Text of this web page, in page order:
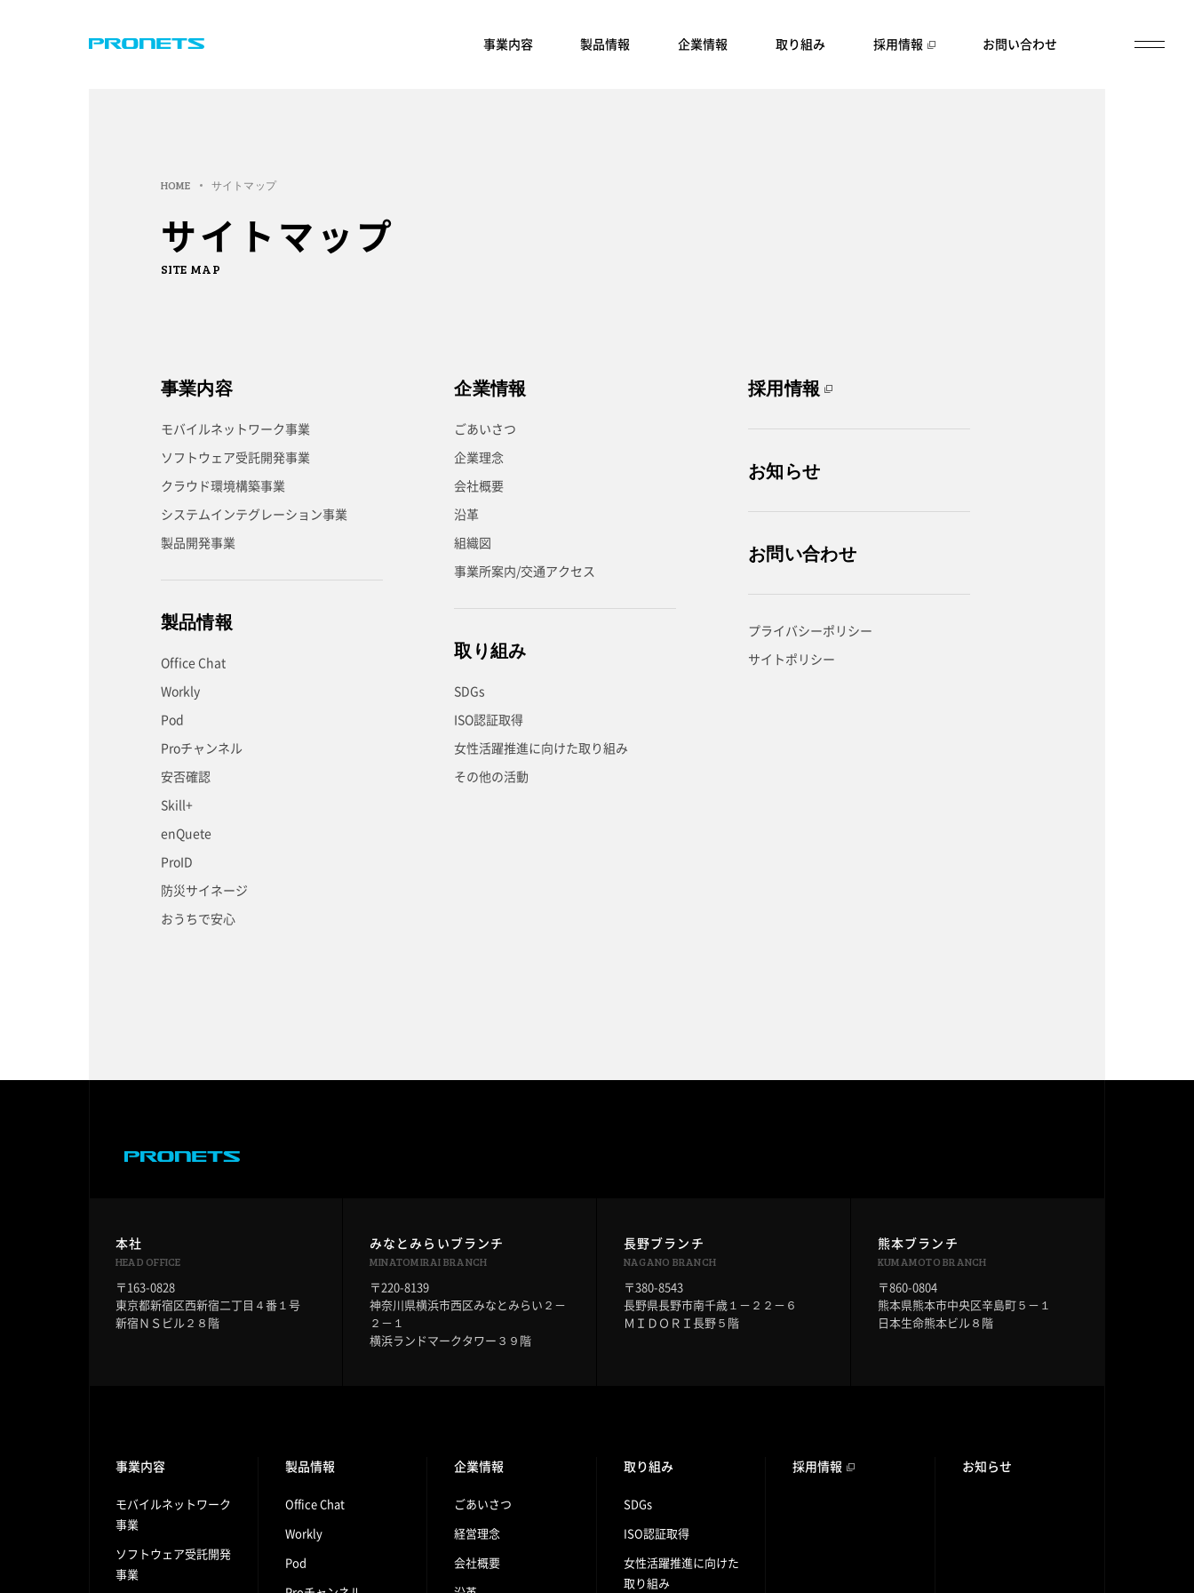
事業内容 製品情報 企業情報 取り組み 採用情報 お問い合わせ
HOME サイトマップ
サイトマップ
SITE MAP
事業内容
モバイルネットワーク事業
ソフトウェア受託開発事業
クラウド環境構築事業
システムインテグレーション事業
製品開発事業
製品情報
Office Chat
Workly
Pod
Proチャンネル
安否確認
Skill+
enQuete
ProID
防災サイネージ
おうちで安心
企業情報
ごあいさつ
企業理念
会社概要
沿革
組織図
事業所案内/交通アクセス
取り組み
SDGs
ISO認証取得
女性活躍推進に向けた取り組み
その他の活動
採用情報
お知らせ
お問い合わせ
プライバシーポリシー
サイトポリシー
本社
HEAD OFFICE
〒163-0828
東京都新宿区西新宿二丁目４番１号
新宿ＮＳビル２８階
みなとみらいブランチ
MINATOMIRAI BRANCH
〒220-8139
神奈川県横浜市西区みなとみらい２－
２－１
横浜ランドマークタワー３９階
長野ブランチ
NAGANO BRANCH
〒380-8543
長野県長野市南千歳１－２２－６
ＭＩＤＯＲＩ長野５階
熊本ブランチ
KUMAMOTO BRANCH
〒860-0804
熊本県熊本市中央区辛島町５－１
日本生命熊本ビル８階
事業内容
モバイルネットワーク
事業
ソフトウェア受託開発
事業
製品情報
Office Chat
Workly
Pod
企業情報
ごあいさつ
経営理念
会社概要
取り組み
SDGs
ISO認証取得
女性活躍推進に向けた
取り組み
採用情報 お知らせ